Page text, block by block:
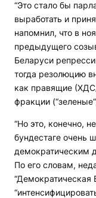
“Это стало бы
выработать и
напомнил, что в
предыдущего
Беларуси
тогда резолюцию
как правящие
фракции
“Но это, конечно,
бундестаге очень
демократическим
По его словам,
“Демократическая